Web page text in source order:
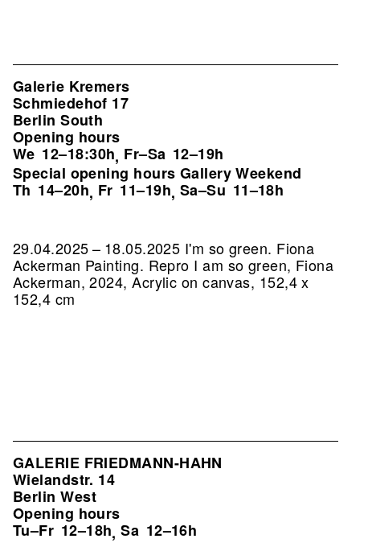
Galerie Kremers
Schmiedehof 17
Berlin South
Opening hours
We 12–18:30h, Fr–Sa 12–19h
Special opening hours Gallery Weekend
Th 14–20h, Fr 11–19h, Sa–Su 11–18h
29.04.2025 – 18.05.2025 I'm so green. Fiona
Ackerman Painting. Repro I am so green, Fiona
Ackerman, 2024, Acrylic on canvas, 152,4 x
152,4 cm
GALERIE FRIEDMANN-HAHN
Wielandstr. 14
Berlin West
Opening hours
Tu–Fr 12–18h,Sa 12–16h